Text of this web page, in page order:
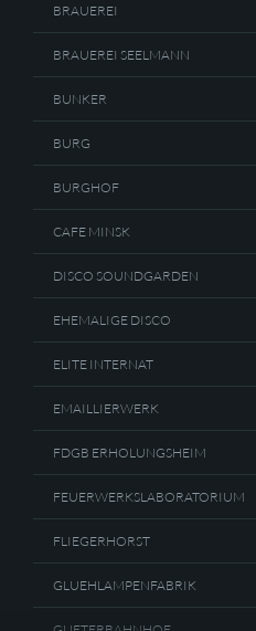
BRAUEREI
BRAUEREI SEELMANN
BUNKER
BURG
BURGHOF
CAFE MINSK
DISCO SOUNDGARDEN
EHEMALIGE DISCO
ELITE INTERNAT
EMAILLIERWERK
FDGB ERHOLUNGSHEIM
FEUERWERKSLABORATORIUM
FLIEGERHORST
GLUEHLAMPENFABRIK